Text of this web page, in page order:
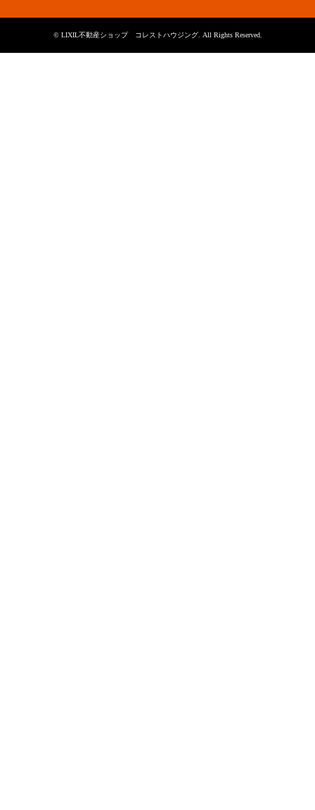
© LIXIL不動産ショップ コレストハウジング. All Rights Reserved.